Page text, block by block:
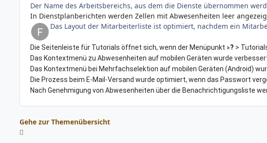
Der Name des Arbeitsbereichs, aus dem die Dienste übernommen
In Dienstplanberichten werden Zellen mit Abwesenheiten leer
Das Layout der Mitarbeiterliste ist optimiert, nachdem ein
Die Seitenleiste für Tutorials öffnet sich, wenn der Menüpunkt »? >
Das Kontextmenü zu Abwesenheiten auf mobilen Geräten wurde
Das Kontextmenü bei Mehrfachselektion auf mobilen Geräten (Android)
Die Prozess beim E-Mail-Versand wurde optimiert, wenn das Passwort
Nach Genehmigung von Abwesenheiten über die Benachrichtigungsliste
Gehe zur Themenübersicht